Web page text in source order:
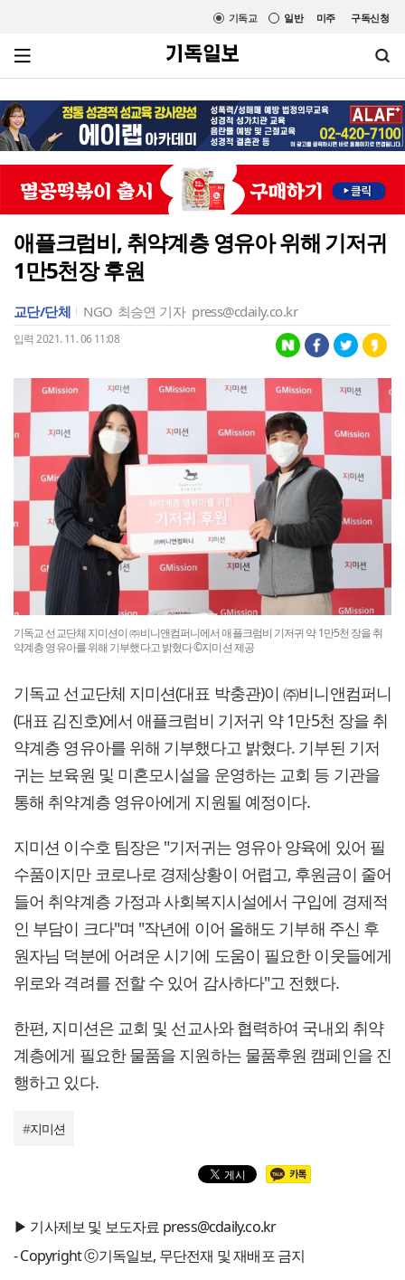
미주 구독신청
일반
기독교
애플크럼비, 취약계층 영유아 위해 기저귀
1만5천장 후원
교단/단체 NGO 최승연 기자 press@cdaily.co.kr
입력 2021. 11. 06 11:08
기독교 선교단체 지미션이 ㈜비니앤컴퍼니에서 애플크럼비 기저귀 약 1만5천 장을 취
약계층 영유아를 위해 기부했다고 밝혔다 ©지미션 제공
기독교 선교단체 지미션(대표 박충관)이 ㈜비니앤컴퍼니
(대표 김진호)에서 애플크럼비 기저귀 약 1만5천 장을 취
약계층 영유아를 위해 기부했다고 밝혔다. 기부된 기저
귀는 보육원 및 미혼모시설을 운영하는 교회 등 기관을
통해 취약계층 영유아에게 지원될 예정이다.
지미션 이수호 팀장은 "기저귀는 영유아 양육에 있어 필
수품이지만 코로나로 경제상황이 어렵고, 후원금이 줄어
들어 취약계층 가정과 사회복지시설에서 구입에 경제적
인 부담이 크다"며 "작년에 이어 올해도 기부해 주신 후
원자님 덕분에 어려운 시기에 도움이 필요한 이웃들에게
위로와 격려를 전할 수 있어 감사하다"고 전했다.
한편, 지미션은 교회 및 선교사와 협력하여 국내외 취약
계층에게 필요한 물품을 지원하는 물품후원 캠페인을 진
행하고 있다.
#지미션
▶ 기사제보 및 보도자료 press@cdaily.co.kr
- Copyright ⓒ기독일보, 무단전재 및 재배포 금지